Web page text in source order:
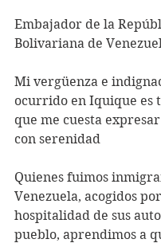
Embajador de la
Bolivariana de
Mi vergüenza e
ocurrido en Iquique es
que me cuesta
con serenidad
Quienes fuimos
Venezuela, acogidos
hospitalidad de sus
pueblo, aprendimos a